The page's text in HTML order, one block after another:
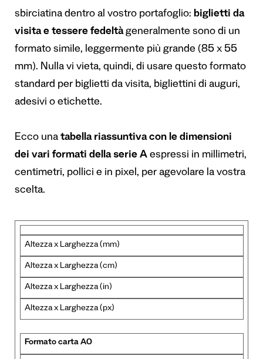
sbirciatina dentro al vostro portafoglio: biglietti da
visita e tessere fedeltàgeneralmente sono di un
formato simile, leggermente più grande (85 x 55
mm). Nulla vi vieta, quindi, di usare questo formato
standard per biglietti da visita, bigliettini di auguri,
adesivi o etichette.
Ecco una tabella riassuntiva con le dimensioni
dei vari formati della serie A espressi in millimetri,
centimetri, pollici e in pixel, per agevolare la vostra
scelta.
Altezza x Larghezza (mm)
Altezza x Larghezza (cm)
Altezza x Larghezza (in)
Altezza x Larghezza (px)
Formato carta A0